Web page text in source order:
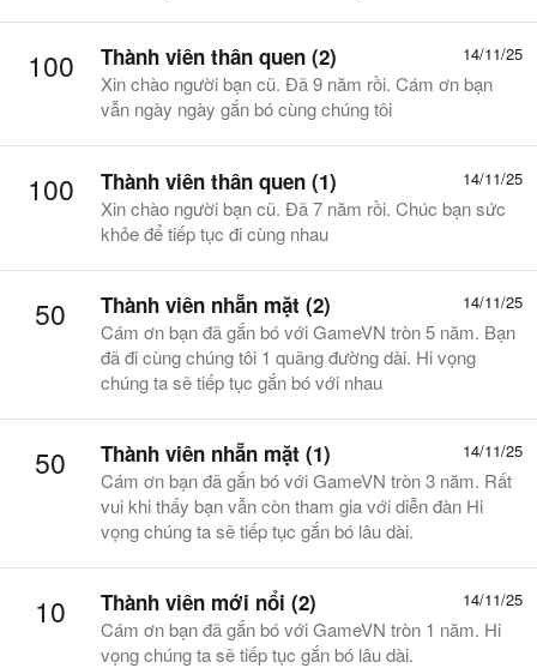
100 14/11/25
Thành viên thân quen (2)
Xin chào người bạn cũ. Đã 9 năm rồi. Cám ơn bạn
vẫn ngày ngày gắn bó cùng chúng tôi
100 14/11/25
Thành viên thân quen (1)
Xin chào người bạn cũ. Đã 7 năm rồi. Chúc bạn sức
khỏe để tiếp tục đi cùng nhau
50 14/11/25
Thành viên nhẵn mặt (2)
Cám ơn bạn đã gắn bó với GameVN tròn 5 năm. Bạn
đã đi cùng chúng tôi 1 quãng đường dài. Hi vọng
chúng ta sẽ tiếp tục gắn bó với nhau
50 14/11/25
Thành viên nhẵn mặt (1)
Cám ơn bạn đã gắn bó với GameVN tròn 3 năm. Rất
vui khi thấy bạn vẫn còn tham gia với diễn đàn Hi
vọng chúng ta sẽ tiếp tục gắn bó lâu dài.
10 14/11/25
Thành viên mới nổi (2)
Cám ơn bạn đã gắn bó với GameVN tròn 1 năm. Hi
vọng chúng ta sẽ tiếp tục gắn bó lâu dài.